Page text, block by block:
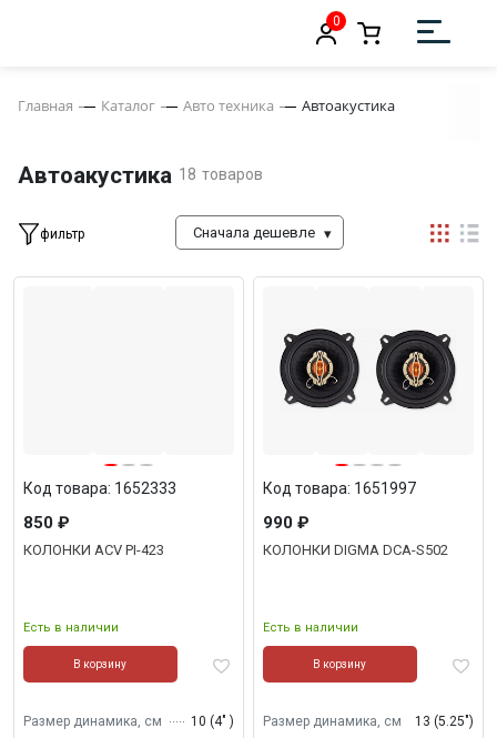
0
Главная Каталог Авто техника Автоакустика
Автоакустика 18 товаров
фильтр Сначала дешевле
КОЛОНКИ ACV PI-423
Есть в наличии
Код товара: 1652333
850 ₽
В корзину
Размер динамика, см
10 (4" )
КОЛОНКИ DIGMA DCA-S502
Есть в наличии
Код товара: 1651997
990 ₽
В корзину
Размер динамика, см
13 (5.25")